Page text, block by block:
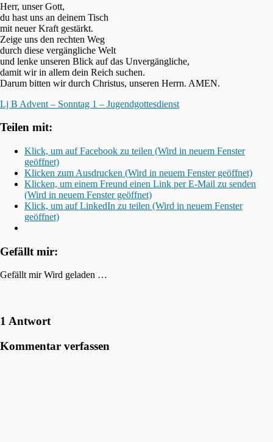
Herr, unser Gott,
du hast uns an deinem Tisch
mit neuer Kraft gestärkt.
Zeige uns den rechten Weg
durch diese vergängliche Welt
und lenke unseren Blick auf das Unvergängliche,
damit wir in allem dein Reich suchen.
Darum bitten wir durch Christus, unseren Herrn. AMEN.
Lj B Advent – Sonntag 1 – Jugendgottesdienst
Teilen mit:
Klick, um auf Facebook zu teilen (Wird in neuem Fenster
geöffnet)
Klicken zum Ausdrucken (Wird in neuem Fenster geöffnet)
Klicken, um einem Freund einen Link per E-Mail zu senden
(Wird in neuem Fenster geöffnet)
Klick, um auf LinkedIn zu teilen (Wird in neuem Fenster
geöffnet)
Gefällt mir:
Gefällt mir Wird geladen …
1 Antwort
Kommentar verfassen